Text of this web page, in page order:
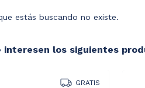
estás buscando no existe.
interesen los siguientes
GRATIS